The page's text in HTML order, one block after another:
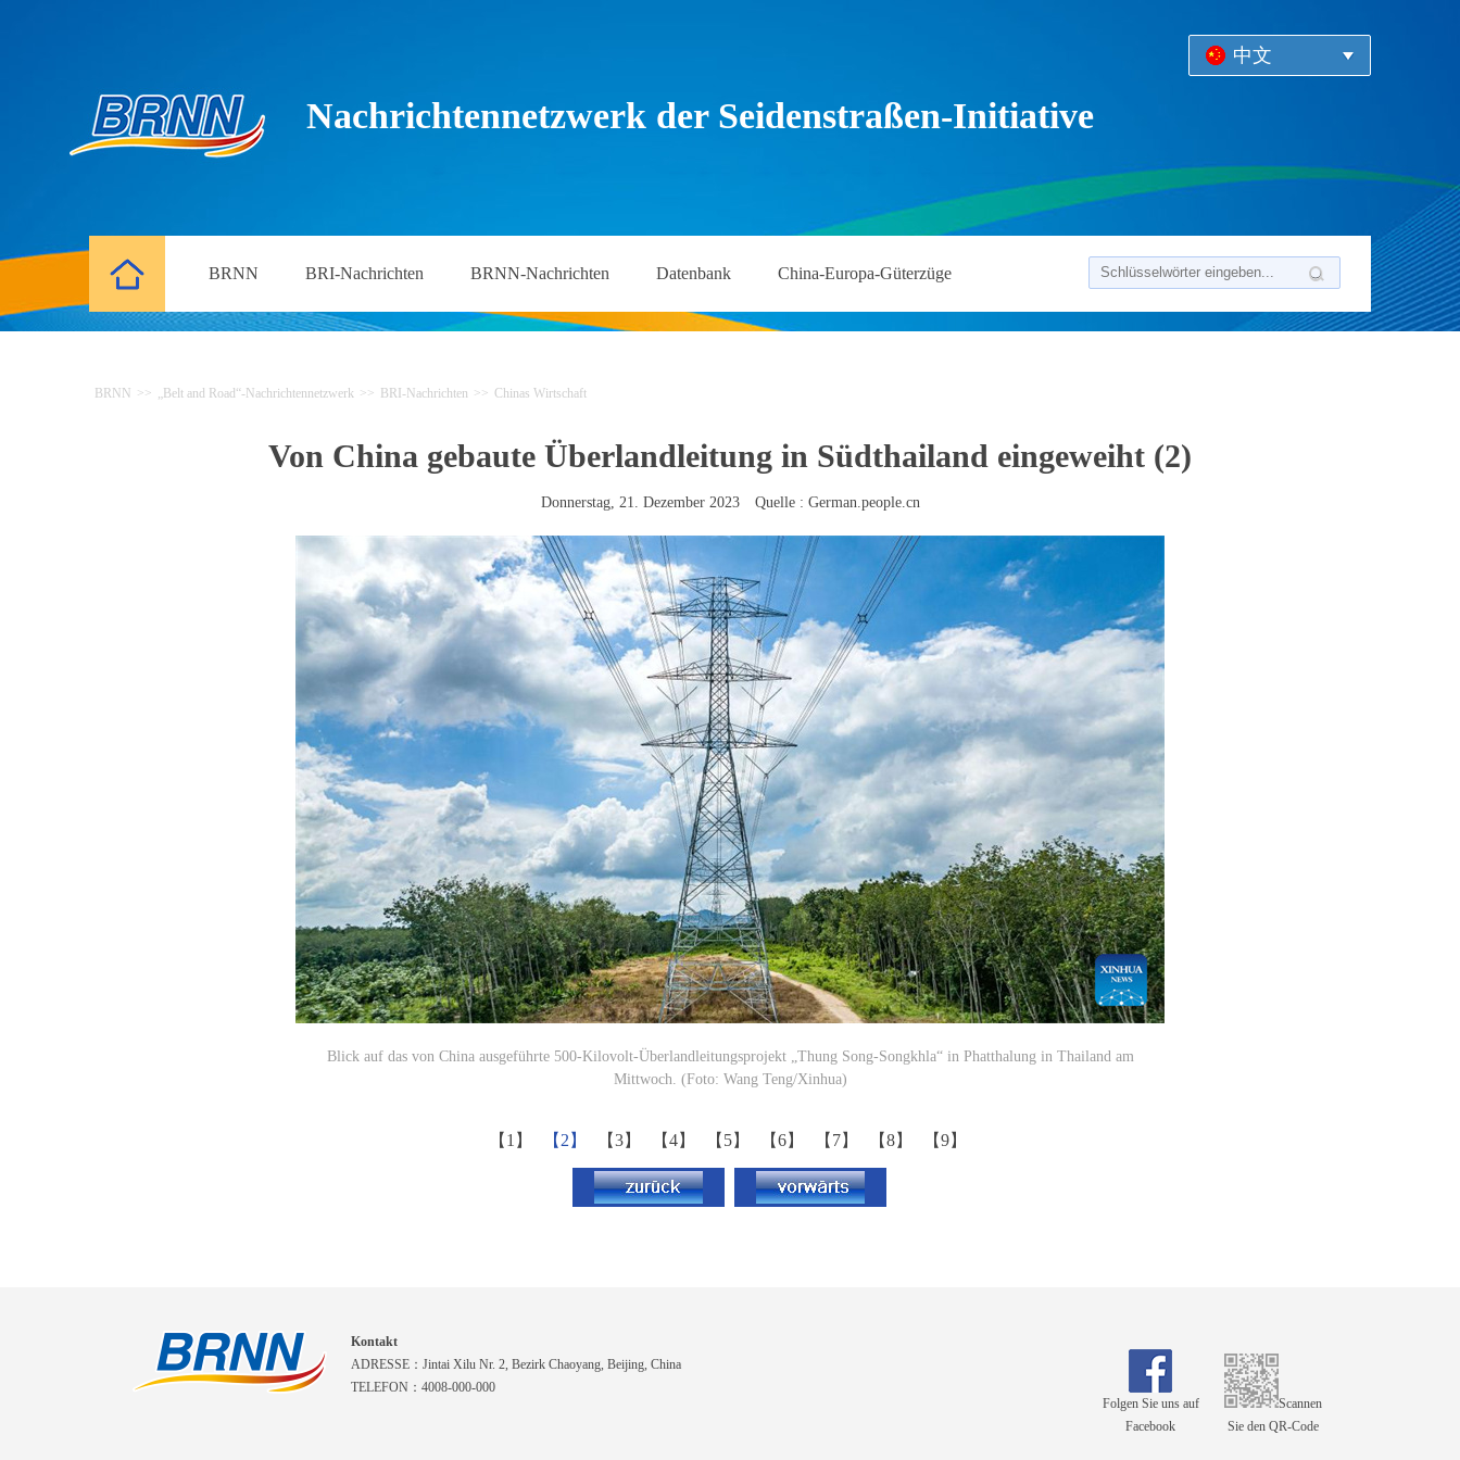
中文
Nachrichtennetzwerk der Seidenstraßen-Initiative
BRNN BRI-Nachrichten BRNN-Nachrichten Datenbank China-Europa-Güterzüge
BRNN >> „Belt and Road“-Nachrichtennetzwerk >> BRI-Nachrichten >> Chinas Wirtschaft
Von China gebaute Überlandleitung in Südthailand eingeweiht (2)
Donnerstag, 21. Dezember 2023 Quelle : German.people.cn
Blick auf das von China ausgeführte 500-Kilovolt-Überlandleitungsprojekt „Thung Song-Songkhla“ in Phatthalung in Thailand am
Mittwoch. (Foto: Wang Teng/Xinhua)
【1】 【2】 【3】 【4】 【5】 【6】 【7】 【8】 【9】
Kontakt
ADRESSE：Jintai Xilu Nr. 2, Bezirk Chaoyang, Beijing, China
TELEFON：4008-000-000
Folgen Sie uns auf
Facebook
Scannen
Sie den QR-Code